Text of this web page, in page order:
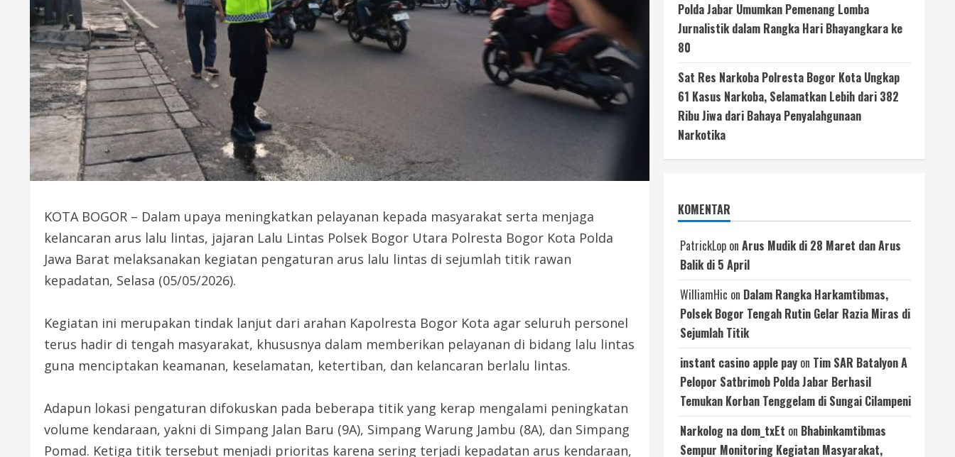
KOTA BOGOR – Dalam upaya meningkatkan pelayanan kepada masyarakat serta menjaga
kelancaran arus lalu lintas, jajaran Lalu Lintas Polsek Bogor Utara Polresta Bogor Kota Polda
Jawa Barat melaksanakan kegiatan pengaturan arus lalu lintas di sejumlah titik rawan
kepadatan, Selasa (05/05/2026).
Kegiatan ini merupakan tindak lanjut dari arahan Kapolresta Bogor Kota agar seluruh personel
terus hadir di tengah masyarakat, khususnya dalam memberikan pelayanan di bidang lalu lintas
guna menciptakan keamanan, keselamatan, ketertiban, dan kelancaran berlalu lintas.
Adapun lokasi pengaturan difokuskan pada beberapa titik yang kerap mengalami peningkatan
volume kendaraan, yakni di Simpang Jalan Baru (9A), Simpang Warung Jambu (8A), dan Simpang
Pomad. Ketiga titik tersebut menjadi prioritas karena sering terjadi kepadatan arus kendaraan,
Polda Jabar Umumkan Pemenang Lomba
Jurnalistik dalam Rangka Hari Bhayangkara ke
80
Sat Res Narkoba Polresta Bogor Kota Ungkap
61 Kasus Narkoba, Selamatkan Lebih dari 382
Ribu Jiwa dari Bahaya Penyalahgunaan
Narkotika
KOMENTAR
PatrickLop on Arus Mudik di 28 Maret dan Arus
Balik di 5 April
WilliamHic on Dalam Rangka Harkamtibmas,
Polsek Bogor Tengah Rutin Gelar Razia Miras di
Sejumlah Titik
instant casino apple pay on Tim SAR Batalyon A
Pelopor Satbrimob Polda Jabar Berhasil
Temukan Korban Tenggelam di Sungai Cilampeni
Narkolog na dom_txEt on Bhabinkamtibmas
Sempur Monitoring Kegiatan Masyarakat,